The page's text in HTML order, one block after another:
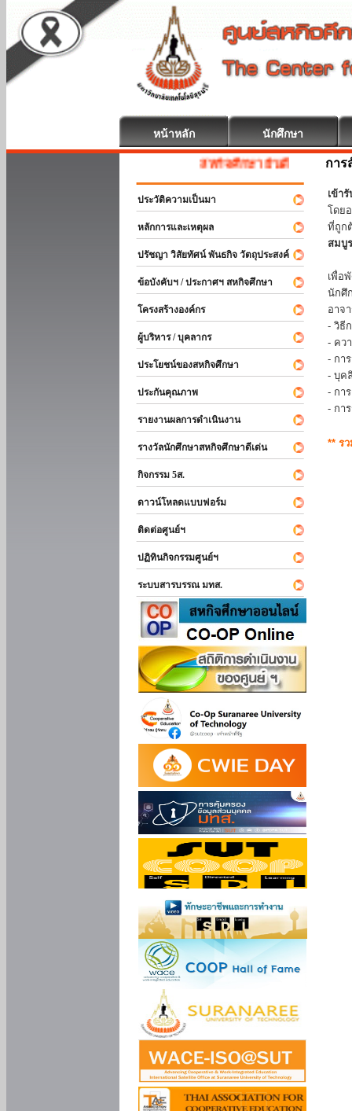
หน้าหลัก นักศึกษา
สหกิจศึกษา ยินดีต้อนรับ
ประวัติความเป็นมา
หลักการและเหตุผล
ปรัชญา วิสัยทัศน์ พันธกิจ วัตถุประสงค์
ข้อบังคับฯ / ประกาศฯ สหกิจศึกษา
โครงสร้างองค์กร
ผู้บริหาร / บุคลากร
ประโยชน์ของสหกิจศึกษา
ประกันคุณภาพ
รายงานผลการดำเนินงาน
รางวัลนักศึกษาสหกิจศึกษาดีเด่น
กิจกรรม 5ส.
ดาวน์โหลดแบบฟอร์ม
ติดต่อศูนย์ฯ
ปฏิทินกิจกรรมศูนย์ฯ
ระบบสารบรรณ มทส.
การ
เข้า
โดย
ที่ถูก
สมบู
เพื่อ
นักศึ
อาจ
- วิธี
- คว
- กา
- บุค
- กา
- กา
** ร